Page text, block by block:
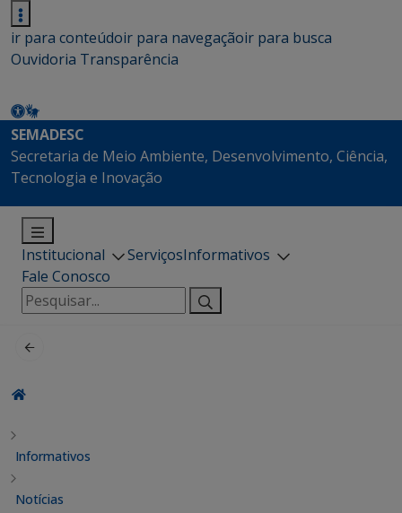
ir para conteúdoir para navegaçãoir para busca
Ouvidoria Transparência
SEMADESC
Secretaria de Meio Ambiente, Desenvolvimento, Ciência,
Tecnologia e Inovação
Institucional ServiçosInformativos
Fale Conosco
Pesquisar
por:
Informativos
Notícias